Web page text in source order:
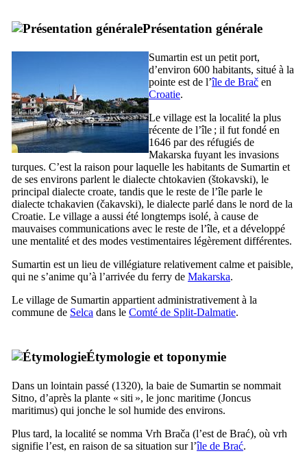
Présentation générale
Sumartin est un petit port,
d’environ 600 habitants, situé à la
pointe est de l’île de Brač en
Croatie.
Le village est la localité la plus
récente de l’île ; il fut fondé en
1646 par des réfugiés de
Makarska fuyant les invasions
turques. C’est la raison pour laquelle les habitants de Sumartin et
de ses environs parlent le dialecte chtokavien (štokavski), le
principal dialecte croate, tandis que le reste de l’île parle le
dialecte tchakavien (čakavski), le dialecte parlé dans le nord de la
Croatie. Le village a aussi été longtemps isolé, à cause de
mauvaises communications avec le reste de l’île, et a développé
une mentalité et des modes vestimentaires légèrement différentes.
Sumartin est un lieu de villégiature relativement calme et paisible,
qui ne s’anime qu’à l’arrivée du ferry de Makarska.
Le village de Sumartin appartient administrativement à la
commune de Selca dans le Comté de Split-Dalmatie.
Étymologie et toponymie
Dans un lointain passé (1320), la baie de Sumartin se nommait
Sitno, d’après la plante « siti », le jonc maritime (Joncus
maritimus) qui jonche le sol humide des environs.
Plus tard, la localité se nomma Vrh Brača (l’est de Brać), où vrh
signifie l’est, en raison de sa situation sur l’île de Brać.